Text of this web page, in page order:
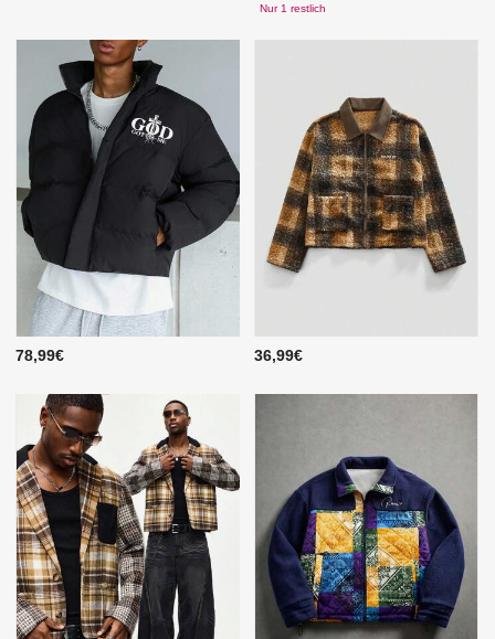
Nur 1 restlich
78,99€ 36,99€